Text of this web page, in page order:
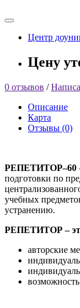
Центр
Цену
0 отзывов /
Описание
Карта
Отзывы (0)
РЕПЕТИТОР–60
подготовки по
учебных
устранению.
РЕПЕТИТОР –
авторские